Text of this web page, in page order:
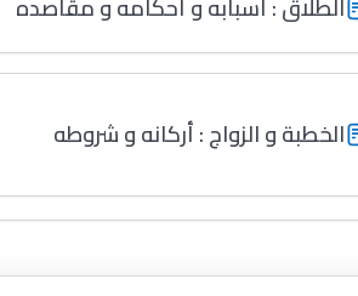
الخطبة و الزواج : أركانه و شروطه